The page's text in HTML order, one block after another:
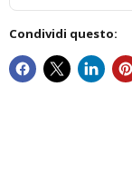
Condividi questo: